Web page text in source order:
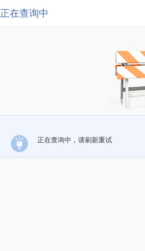
正在查询中
正在查询中，请刷新重试